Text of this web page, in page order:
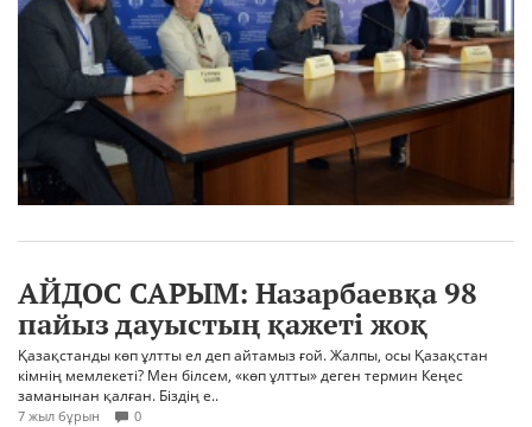
АЙДОС САРЫМ: Назарбаевқа 98
пайыз дауыстың қажеті жоқ
Қазақстанды көп ұлтты ел деп айтамыз ғой. Жалпы, осы Қазақстан
кімнің мемлекеті? Мен білсем, «көп ұлтты» деген термин Кеңес
заманынан қалған. Біздің е..
7 жыл бұрын 0